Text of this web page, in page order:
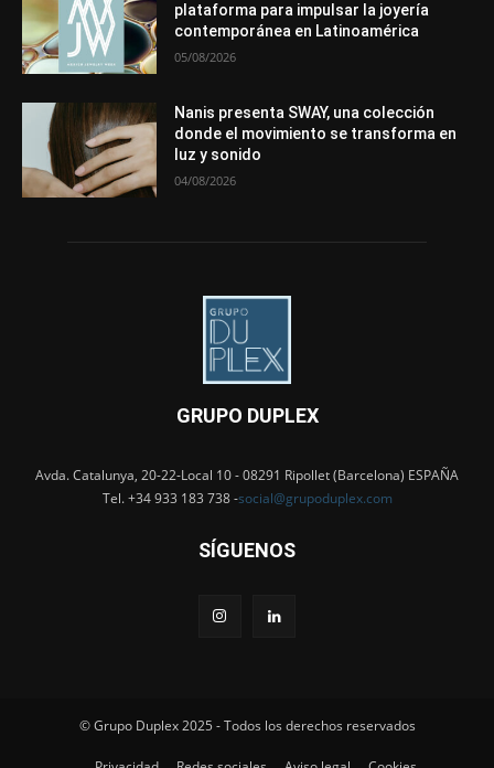
plataforma para impulsar la joyería
contemporánea en Latinoamérica
05/08/2026
Nanis presenta SWAY, una colección
donde el movimiento se transforma en
luz y sonido
04/08/2026
GRUPO DUPLEX
Avda. Catalunya, 20-22-Local 10 - 08291 Ripollet (Barcelona) ESPAÑA
Tel. +34 933 183 738 -social@grupoduplex.com
SÍGUENOS
© Grupo Duplex 2025 - Todos los derechos reservados